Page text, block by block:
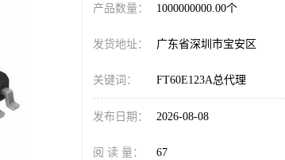
产品数量： 1000000000.00个
发货地址： 广东省深圳市宝安区
关键词： FT60E123A总代理
发布日期： 2026-08-08
阅 读 量： 67